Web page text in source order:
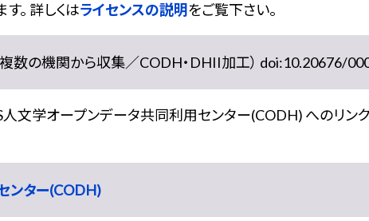
。 詳しくはライセンスの説明をご覧下さい。
複数の機関から収集／CODH・DHII加工） doi:10.20676/
文学オープンデータ共同利用センター(CODH) へのリン
ンター(CODH)